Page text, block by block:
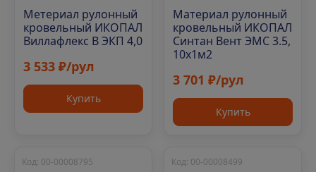
Метериал рулонный
кровельный ИКОПАЛ
Виллафлекс В ЭКП 4,0
3 533 ₽/рул
Купить
Материал рулонный
кровельный ИКОПАЛ
Синтан Вент ЭМС 3.5,
10х1м2
3 701 ₽/рул
Купить
Код: 00-00008795 Код: 00-00008499